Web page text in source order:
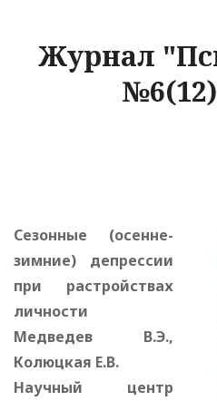
Журнал
Сезонные (осенне-
зимние) депрессии
при растройствах
личности
Медведев В.Э.,
Колюцкая Е.В.
Научный центр